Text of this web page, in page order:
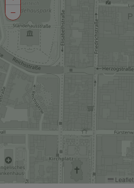
−
Leaflet